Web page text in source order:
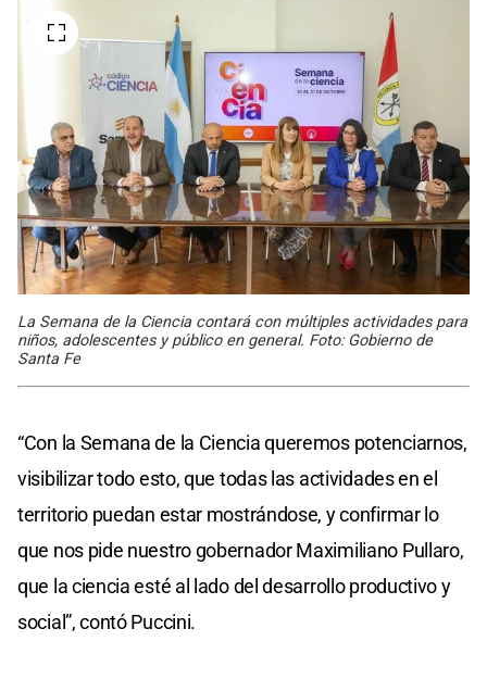
La Semana de la Ciencia contará con múltiples actividades para
niños, adolescentes y público en general. Foto: Gobierno de
Santa Fe
“Con la Semana de la Ciencia queremos potenciarnos,
visibilizar todo esto, que todas las actividades en el
territorio puedan estar mostrándose, y confirmar lo
que nos pide nuestro gobernador Maximiliano Pullaro,
que la ciencia esté al lado del desarrollo productivo y
social”, contó Puccini.